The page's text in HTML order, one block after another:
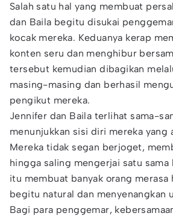
Salah satu hal yang membuat
dan Baila begitu disukai
kocak mereka. Keduanya kerap
konten seru dan menghibur
tersebut kemudian dibagikan
masing-masing dan berhasil
pengikut mereka.
Jennifer dan Baila terlihat sama-
menunjukkan sisi diri mereka yang
Mereka tidak segan berjoget,
hingga saling mengerjai satu sama
itu membuat banyak orang merasa
begitu natural dan menyenangkan
Bagi para penggemar,